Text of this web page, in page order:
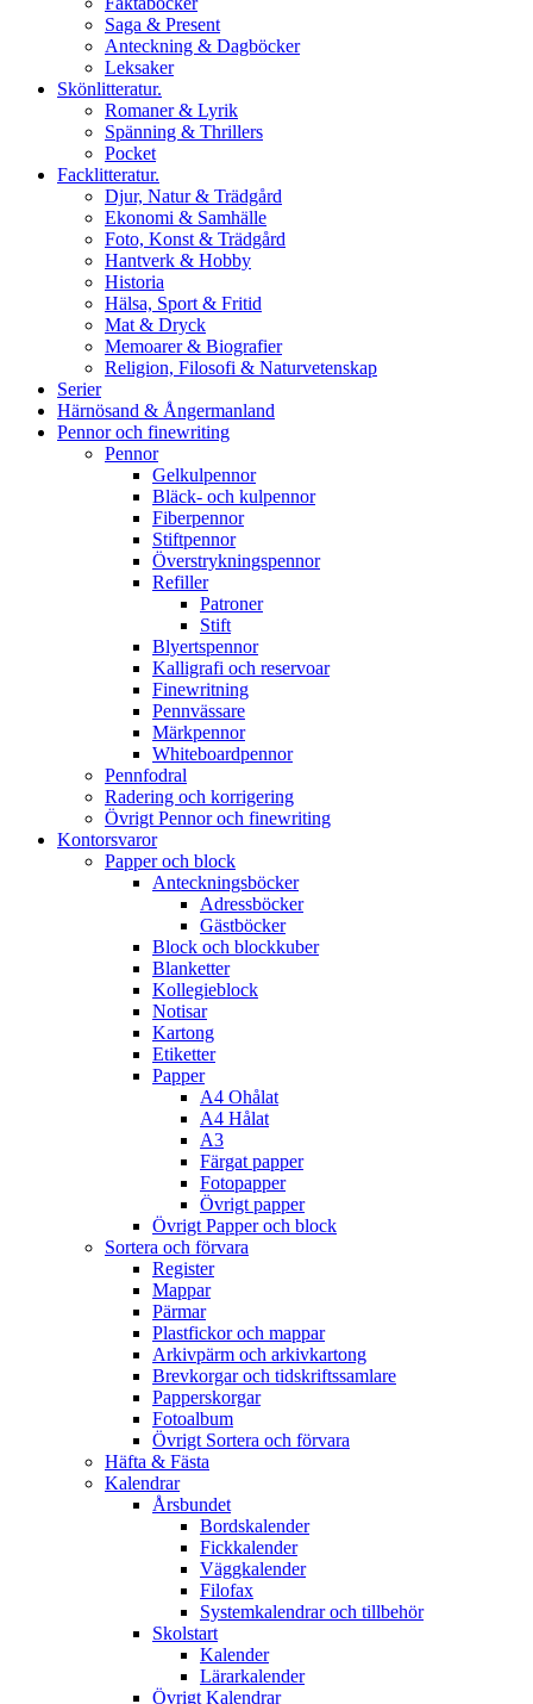
Saga & Present
Anteckning & Dagböcker
Leksaker
Skönlitteratur.
Romaner & Lyrik
Spänning & Thrillers
Pocket
Facklitteratur.
Djur, Natur & Trädgård
Ekonomi & Samhälle
Foto, Konst & Trädgård
Hantverk & Hobby
Historia
Hälsa, Sport & Fritid
Mat & Dryck
Memoarer & Biografier
Religion, Filosofi & Naturvetenskap
Serier
Härnösand & Ångermanland
Pennor och finewriting
Pennor
Gelkulpennor
Bläck- och kulpennor
Fiberpennor
Stiftpennor
Överstrykningspennor
Refiller
Patroner
Stift
Blyertspennor
Kalligrafi och reservoar
Finewritning
Pennvässare
Märkpennor
Whiteboardpennor
Pennfodral
Radering och korrigering
Övrigt Pennor och finewriting
Kontorsvaror
Papper och block
Anteckningsböcker
Adressböcker
Gästböcker
Block och blockkuber
Blanketter
Kollegieblock
Notisar
Kartong
Etiketter
Papper
A4 Ohålat
A4 Hålat
A3
Färgat papper
Fotopapper
Övrigt papper
Övrigt Papper och block
Sortera och förvara
Register
Mappar
Pärmar
Plastfickor och mappar
Arkivpärm och arkivkartong
Brevkorgar och tidskriftssamlare
Papperskorgar
Fotoalbum
Övrigt Sortera och förvara
Häfta & Fästa
Kalendrar
Årsbundet
Bordskalender
Fickkalender
Väggkalender
Filofax
Systemkalendrar och tillbehör
Skolstart
Kalender
Lärarkalender
Övrigt Kalendrar